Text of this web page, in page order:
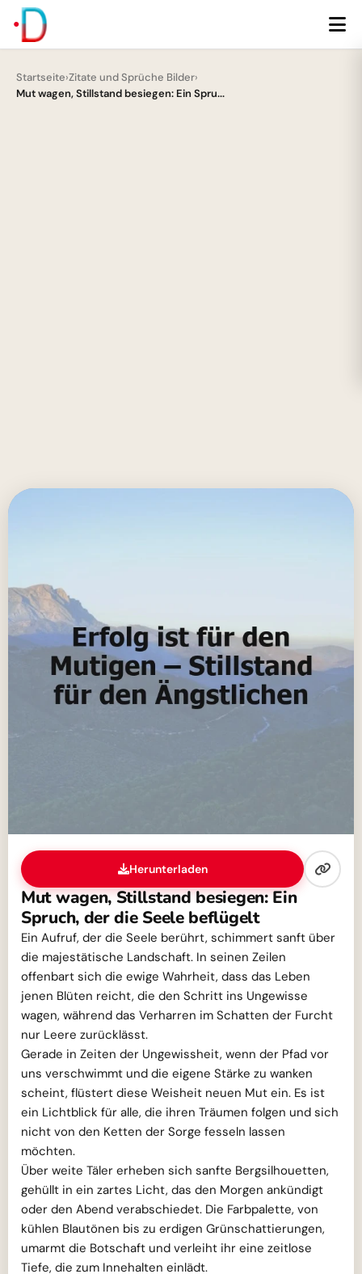
Startseite›Zitate und Sprüche Bilder›
Mut wagen, Stillstand besiegen: Ein Spru...
Herunterladen
Mut wagen, Stillstand besiegen: Ein
Spruch, der die Seele beflügelt
Ein Aufruf, der die Seele berührt, schimmert sanft über
die majestätische Landschaft. In seinen Zeilen
offenbart sich die ewige Wahrheit, dass das Leben
jenen Blüten reicht, die den Schritt ins Ungewisse
wagen, während das Verharren im Schatten der Furcht
nur Leere zurücklässt.
Gerade in Zeiten der Ungewissheit, wenn der Pfad vor
uns verschwimmt und die eigene Stärke zu wanken
scheint, flüstert diese Weisheit neuen Mut ein. Es ist
ein Lichtblick für alle, die ihren Träumen folgen und sich
nicht von den Ketten der Sorge fesseln lassen
möchten.
Über weite Täler erheben sich sanfte Bergsilhouetten,
gehüllt in ein zartes Licht, das den Morgen ankündigt
oder den Abend verabschiedet. Die Farbpalette, von
kühlen Blautönen bis zu erdigen Grünschattierungen,
umarmt die Botschaft und verleiht ihr eine zeitlose
Tiefe, die zum Innehalten einlädt.